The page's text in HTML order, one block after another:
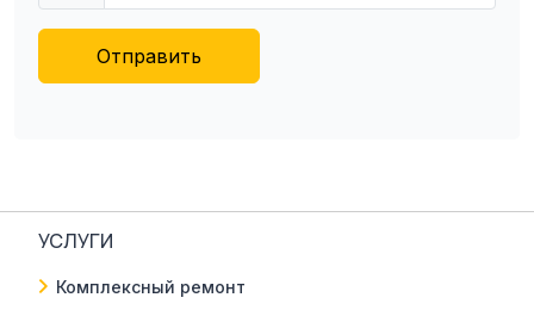
Отправить
УСЛУГИ
Комплексный ремонт